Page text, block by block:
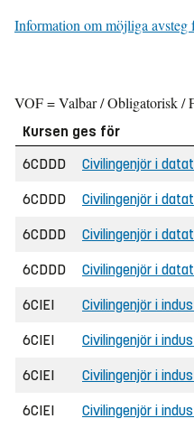
Information om möjliga
VOF = Valbar / Obligatorisk /
Kursen ges för
6CDDD
Civilingenjör i
6CDDD Civilingenjör i
6CDDD Civilingenjör i
6CDDD Civilingenjör i
6CIEI Civilingenjör i
6CIEI Civilingenjör i
6CIEI Civilingenjör i
6CIEI Civilingenjör i